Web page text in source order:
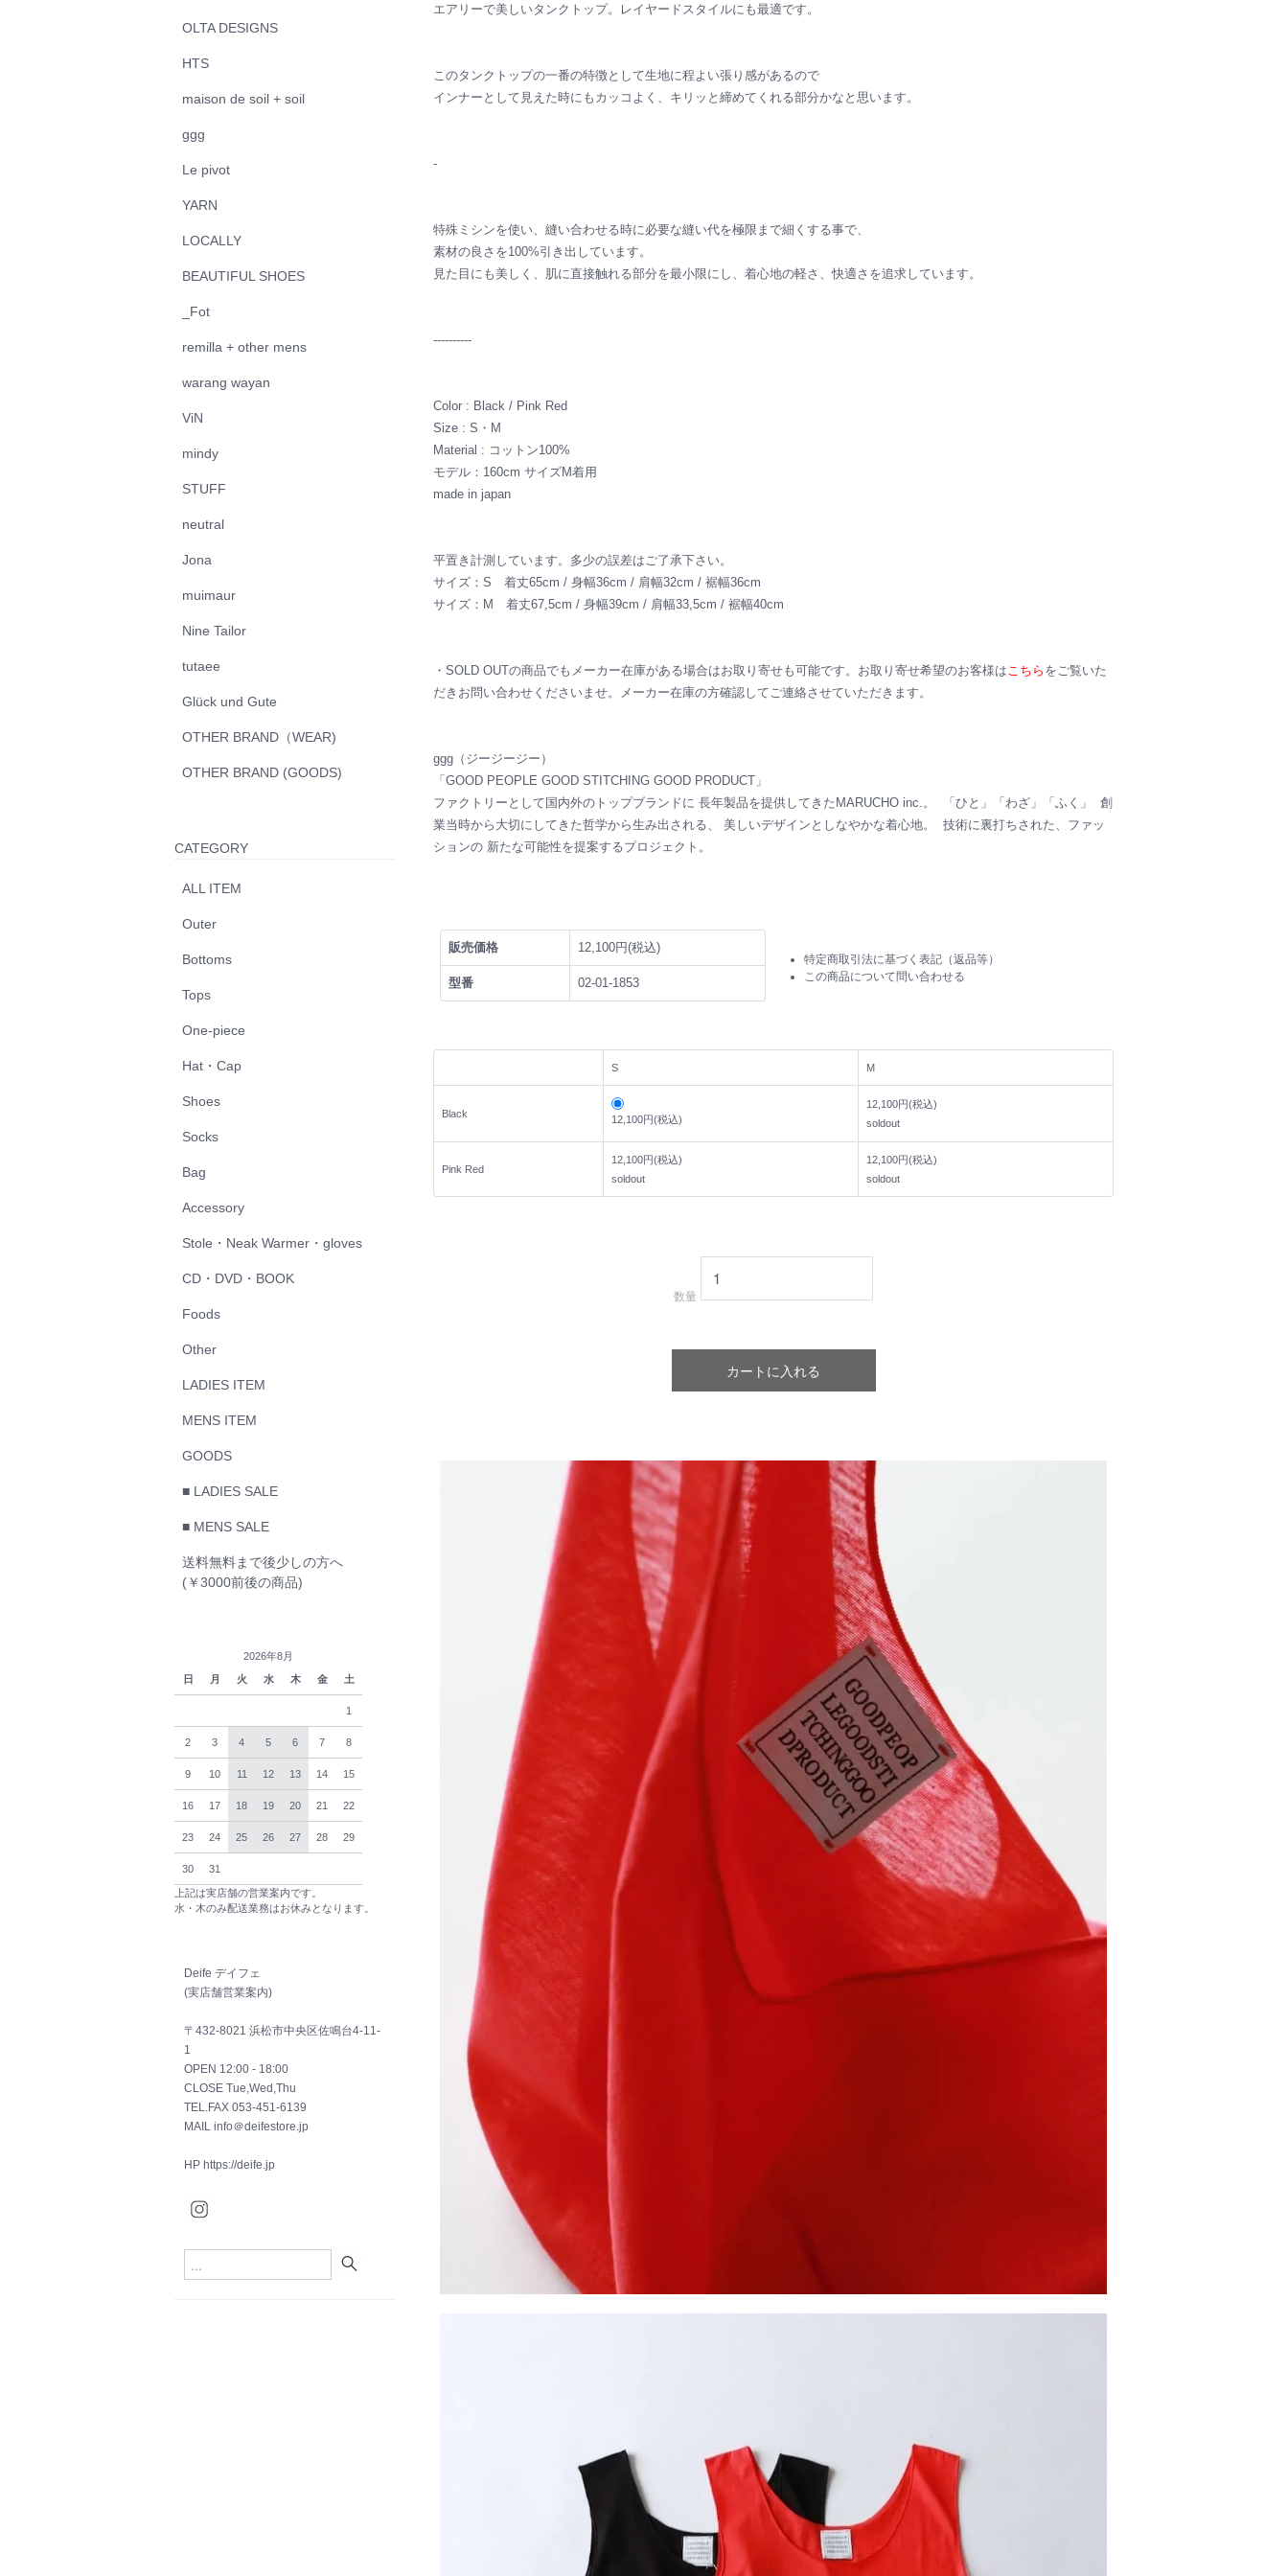
エアリーで美しいタンクトップ。レイヤードスタイルにも最適です。
このタンクトップの一番の特徴として生地に程よい張り感があるので
インナーとして見えた時にもカッコよく、キリッと締めてくれる部分かなと思います。
-
特殊ミシンを使い、縫い合わせる時に必要な縫い代を極限まで細くする事で、
素材の良さを100%引き出しています。
見た目にも美しく、肌に直接触れる部分を最小限にし、着心地の軽さ、快適さを追求しています。
----------
Color : Black / Pink Red
Size : S・M
Material : コットン100%
モデル：160cm サイズM着用
made in japan
平置き計測しています。多少の誤差はご了承下さい。
サイズ：S 着丈65cm / 身幅36cm / 肩幅32cm / 裾幅36cm
サイズ：M 着丈67,5cm / 身幅39cm / 肩幅33,5cm / 裾幅40cm
・SOLD OUTの商品でもメーカー在庫がある場合はお取り寄せも可能です。お取り寄せ希望のお客様はこちら をご覧いた
だきお問い合わせくださいませ。メーカー在庫の方確認してご連絡させていただきます。
ggg（ジージージー）
「GOOD PEOPLE GOOD STITCHING GOOD PRODUCT」
ファクトリーとして国内外のトップブランドに 長年製品を提供してきたMARUCHO inc.。 「ひと」「わざ」「ふく」 創
業当時から大切にしてきた哲学から生み出される、 美しいデザインとしなやかな着心地。 技術に裏打ちされた、ファッ
ションの 新たな可能性を提案するプロジェクト。
販売価格 12,100円(税込)
型番 02-01-1853
特定商取引法に基づく表記（返品等）
この商品について問い合わせる
S M
Black 12,100円(税込)
12,100円(税込)
soldout
Pink Red
12,100円(税込)
soldout
12,100円(税込)
soldout
数量
カートに入れる
OLTA DESIGNS
HTS
maison de soil + soil
ggg
Le pivot
YARN
LOCALLY
BEAUTIFUL SHOES
_Fot
remilla + other mens
warang wayan
ViN
mindy
STUFF
neutral
Jona
muimaur
Nine Tailor
tutaee
Glück und Gute
OTHER BRAND（WEAR)
OTHER BRAND (GOODS)
CATEGORY
ALL ITEM
Outer
Bottoms
Tops
One-piece
Hat・Cap
Shoes
Socks
Bag
Accessory
Stole・Neak Warmer・gloves
CD・DVD・BOOK
Foods
Other
LADIES ITEM
MENS ITEM
GOODS
■ LADIES SALE
■ MENS SALE
送料無料まで後少しの方へ
(￥3000前後の商品)
2026年8月
日
月 火 水 木 金 土
1
2 3 4 5 6 7 8
9 10 11 12 13 14 15
16 17 18 19 20 21 22
23 24 25 26 27 28 29
30 31
上記は実店舗の営業案内です。
水・木のみ配送業務はお休みとなります。
Deife デイフェ
(実店舗営業案内)
〒432-8021 浜松市中央区佐鳴台4-11-
1
OPEN 12:00 - 18:00
CLOSE Tue,Wed,Thu
TEL.FAX 053-451-6139
MAIL info＠deifestore.jp
HP https://deife.jp